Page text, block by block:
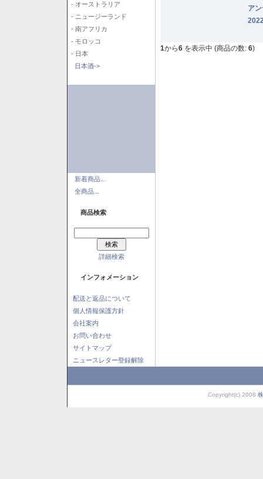
- オーストラリア
- ニュージーランド
- 南アフリカ
- モロッコ
- 日本
日本酒->
新着商品...
全商品...
商品検索
詳細検索
インフォメーション
配送と返品について
個人情報保護方針
会社案内
お問い合わせ
サイトマップ
ニュースレター登録解除
ア
1から6 を表示中 (商品の数: 6)
Copyright(c) 2008